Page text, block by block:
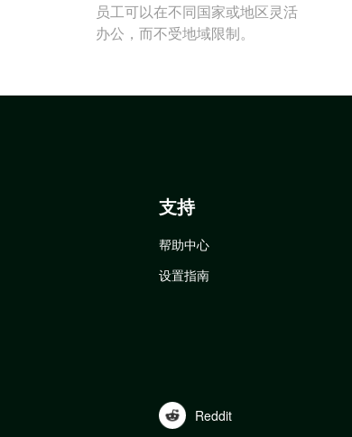
员工可以在不同国家或地区灵活
办公，而不受地域限制。
支持
帮助中心
设置指南
Reddit